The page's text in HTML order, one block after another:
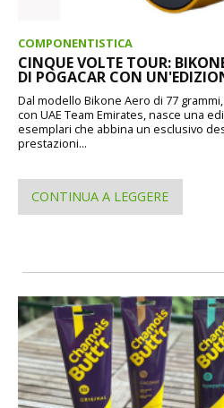
COMPONENTISTICA
CINQUE VOLTE TOUR:
DI POGACAR CON
Dal modello Bikone Aero di 77
con UAE Team Emirates, nasce una
esemplari che abbina un esclusivo
prestazioni...
CONTINUA A LEGGERE